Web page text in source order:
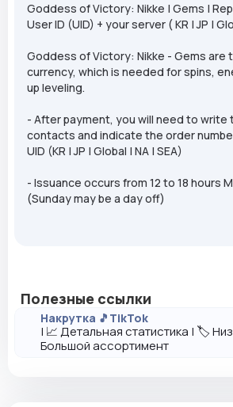
Goddess of Victory: Nikke | Gems |
User ID (UID) + your server ( KR | JP |
Goddess of Victory: Nikke - Gems are
currency, which is needed for spins,
up leveling.
- After payment, you will need to write
contacts and indicate the order
UID (KR | JP | Global | NA | SEA)
- Issuance occurs from 12 to 18 hours
(Sunday may be a day off)
Полезные ссылки
Накрутка 🎵TikTok
| 📈 Детальная статистика | 🏷️
Большой ассортимент